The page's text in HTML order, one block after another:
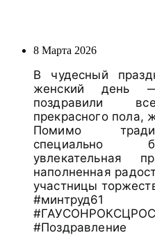
8 Марта 2026
В чудесный
женский день
поздравили
прекрасного пола,
Помимо
специально
увлекательная
наполненная
участницы
#минтруд61
#Поздравление